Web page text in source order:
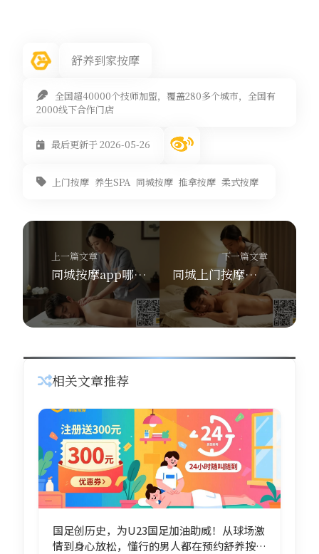
舒养到家按摩
全国超40000个技师加盟，覆盖280多个城市，全国有
2000线下合作门店
最后更新于 2026-05-26
上门按摩 养生SPA 同城按摩 推拿按摩 柔式按摩
上一篇文章
同城按摩app哪个好？舒养到家按摩30分钟上门+7大养生功效实测揭秘！
下一篇文章
同城上门按摩平台哪家好？舒养到家按摩30分钟上门·285城全覆盖·7大SPA避坑指南
相关文章推荐
国足创历史，为U23国足加油助威！从球场激
情到身心放松，懂行的男人都在预约舒养按摩